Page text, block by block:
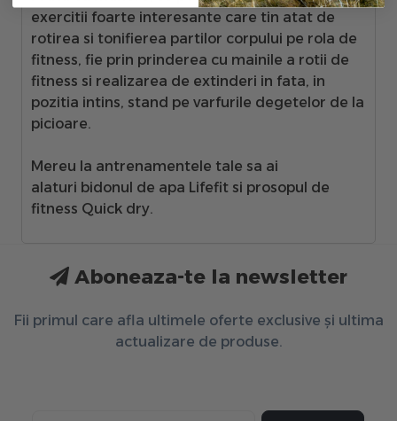
exercitii foarte interesante care tin atat de
rotirea si tonifierea partilor corpului pe rola de
fitness, fie prin prinderea cu mainile a rotii de
fitness si realizarea de extinderi in fata, in
pozitia intins, stand pe varfurile degetelor de la
picioare.
Mereu la antrenamentele tale sa ai
alaturi bidonul de apa Lifefit si prosopul de
fitness Quick dry.
Aboneaza-te la newsletter
Fii primul care afla ultimele oferte exclusive și ultima
actualizare de produse.